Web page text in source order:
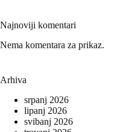
Najnoviji komentari
Nema komentara za prikaz.
Arhiva
srpanj 2026
lipanj 2026
svibanj 2026